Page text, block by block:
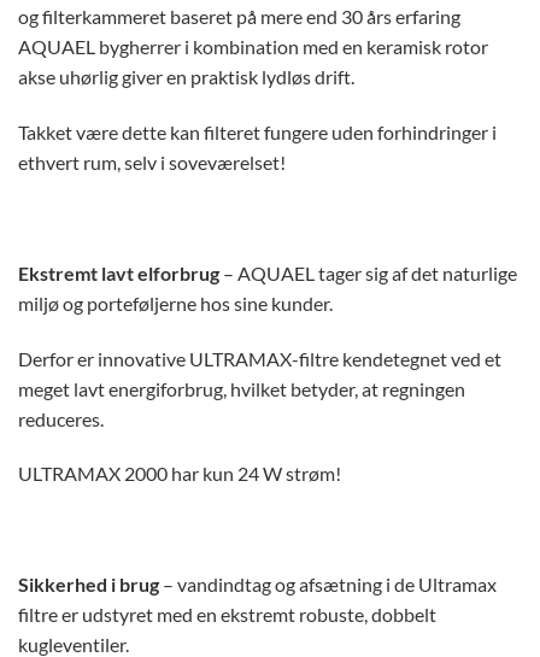
og filterkammeret baseret på mere end 30 års erfaring
AQUAEL bygherrer i kombination med en keramisk rotor
akse uhørlig giver en praktisk lydløs drift.
Takket være dette kan filteret fungere uden forhindringer i
ethvert rum, selv i soveværelset!
Ekstremt lavt elforbrug – AQUAEL tager sig af det naturlige
miljø og porteføljerne hos sine kunder.
Derfor er innovative ULTRAMAX-filtre kendetegnet ved et
meget lavt energiforbrug, hvilket betyder, at regningen
reduceres.
ULTRAMAX 2000 har kun 24 W strøm!
Sikkerhed i brug – vandindtag og afsætning i de Ultramax
filtre er udstyret med en ekstremt robuste, dobbelt
kugleventiler.